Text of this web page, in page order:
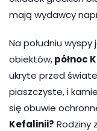
mają wydawcy
Na południu
obiektów,północ
ukryte przed
piaszczyste, i
się obuwie
Kefalinii? Rodziny